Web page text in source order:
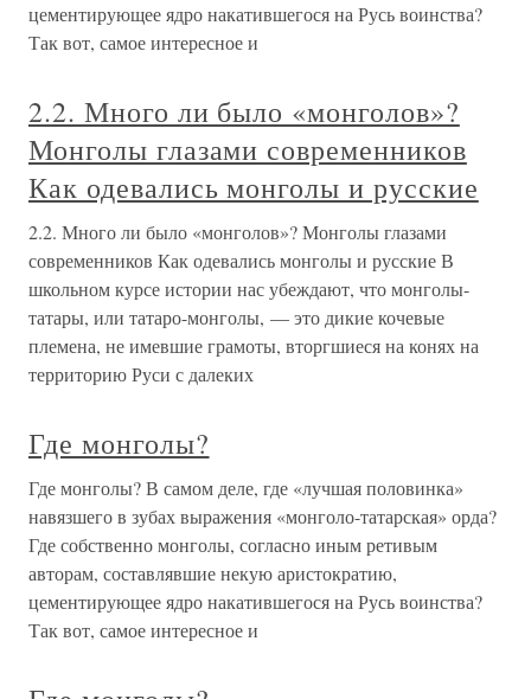
цементирующее ядро накатившегося на Русь воинства?
Так вот, самое интересное и
2.2. Много ли было «монголов»?
Монголы глазами современников
Как одевались монголы и русские
2.2. Много ли было «монголов»? Монголы глазами
современников Как одевались монголы и русские В
школьном курсе истории нас убеждают, что монголы-
татары, или татаро-монголы, — это дикие кочевые
племена, не имевшие грамоты, вторгшиеся на конях на
территорию Руси с далеких
Где монголы?
Где монголы? В самом деле, где «лучшая половинка»
навязшего в зубах выражения «монголо-татарская» орда?
Где собственно монголы, согласно иным ретивым
авторам, составлявшие некую аристократию,
цементирующее ядро накатившегося на Русь воинства?
Так вот, самое интересное и